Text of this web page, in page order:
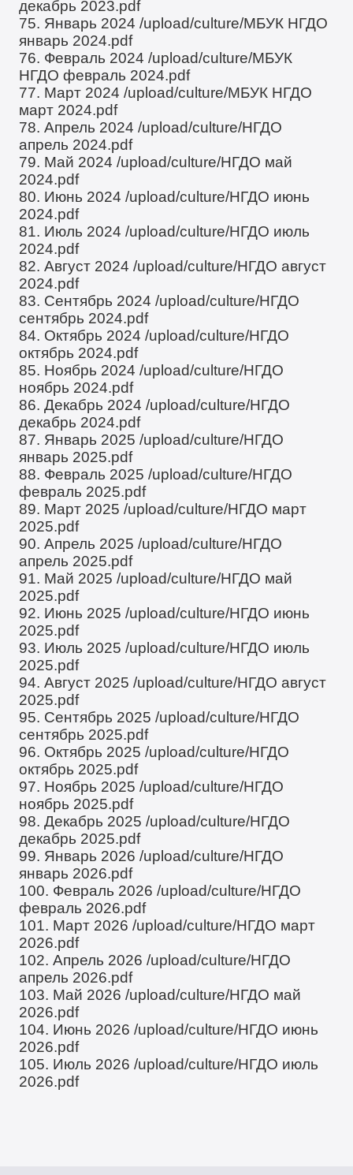
декабрь 2023.pdf
75. Январь 2024/upload/culture/МБУК НГДО
январь 2024.pdf
76. Февраль 2024/upload/culture/МБУК
НГДО февраль 2024.pdf
77. Март 2024/upload/culture/МБУК НГДО
март 2024.pdf
78. Апрель 2024/upload/culture/НГДО
апрель 2024.pdf
79. Май 2024/upload/culture/НГДО май
2024.pdf
80. Июнь 2024/upload/culture/НГДО июнь
2024.pdf
81. Июль 2024/upload/culture/НГДО июль
2024.pdf
82. Август 2024/upload/culture/НГДО август
2024.pdf
83. Сентябрь 2024/upload/culture/НГДО
сентябрь 2024.pdf
84. Октябрь 2024/upload/culture/НГДО
октябрь 2024.pdf
85. Ноябрь 2024/upload/culture/НГДО
ноябрь 2024.pdf
86. Декабрь 2024/upload/culture/НГДО
декабрь 2024.pdf
87. Январь 2025/upload/culture/НГДО
январь 2025.pdf
88. Февраль 2025/upload/culture/НГДО
февраль 2025.pdf
89. Март 2025/upload/culture/НГДО март
2025.pdf
90. Апрель 2025/upload/culture/НГДО
апрель 2025.pdf
91. Май 2025/upload/culture/НГДО май
2025.pdf
92. Июнь 2025/upload/culture/НГДО июнь
2025.pdf
93. Июль 2025/upload/culture/НГДО июль
2025.pdf
94. Август 2025/upload/culture/НГДО август
2025.pdf
95. Сентябрь 2025/upload/culture/НГДО
сентябрь 2025.pdf
96. Октябрь 2025/upload/culture/НГДО
октябрь 2025.pdf
97. Ноябрь 2025/upload/culture/НГДО
ноябрь 2025.pdf
98. Декабрь 2025/upload/culture/НГДО
декабрь 2025.pdf
99. Январь 2026/upload/culture/НГДО
январь 2026.pdf
100. Февраль 2026/upload/culture/НГДО
февраль 2026.pdf
101. Март 2026/upload/culture/НГДО март
2026.pdf
102. Апрель 2026/upload/culture/НГДО
апрель 2026.pdf
103. Май 2026/upload/culture/НГДО май
2026.pdf
104. Июнь 2026/upload/culture/НГДО июнь
2026.pdf
105. Июль 2026/upload/culture/НГДО июль
2026.pdf